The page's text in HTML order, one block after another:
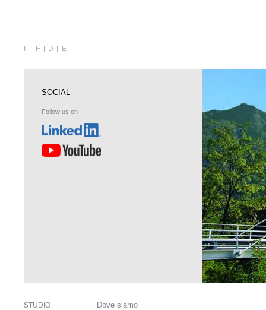
STUDIO
Dove siamo
I F D E
SOCIAL
Follow us on